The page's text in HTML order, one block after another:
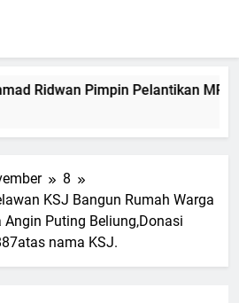
Pimpin Pelantikan MPK SMAN
8
KSJ Bangun Rumah Warga
Puting Beliung,Donasi
nama KSJ.